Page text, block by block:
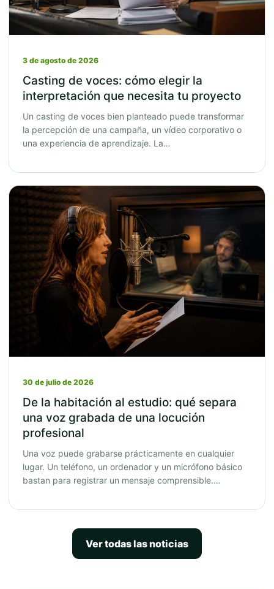
3 de agosto de 2026
Casting de voces: cómo elegir la
interpretación que necesita tu proyecto
Un casting de voces bien planteado puede transformar
la percepción de una campaña, un vídeo corporativo o
una experiencia de aprendizaje. La…
30 de julio de 2026
De la habitación al estudio: qué separa
una voz grabada de una locución
profesional
Una voz puede grabarse prácticamente en cualquier
lugar. Un teléfono, un ordenador y un micrófono básico
bastan para registrar un mensaje comprensible.…
Ver todas las noticias